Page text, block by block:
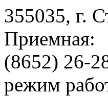
355035, г.
Приемная:
(8652) 26-
режим